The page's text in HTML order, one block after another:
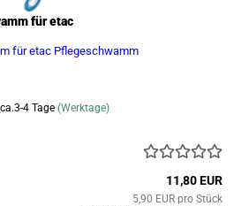
für etac
für etac Pflegeschwamm
4 Tage (Werktage)
11,80 EUR
5,90 EUR pro Stück